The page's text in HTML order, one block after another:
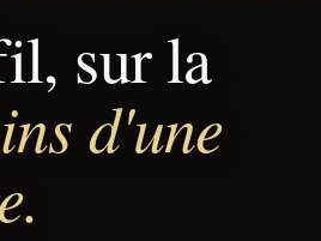
sur la
d'une